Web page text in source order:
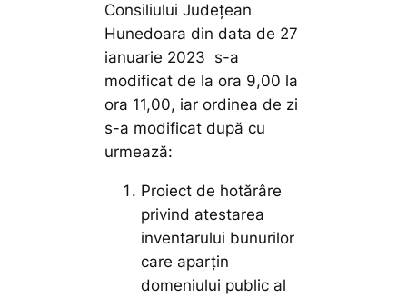
Consiliului Județean
Hunedoara din data de 27
ianuarie 2023 s-a
modificat de la ora 9,00 la
ora 11,00, iar ordinea de zi
s-a modificat după cu
urmează:
Proiect de hotărâre
privind atestarea
inventarului bunurilor
care aparțin
domeniului public al